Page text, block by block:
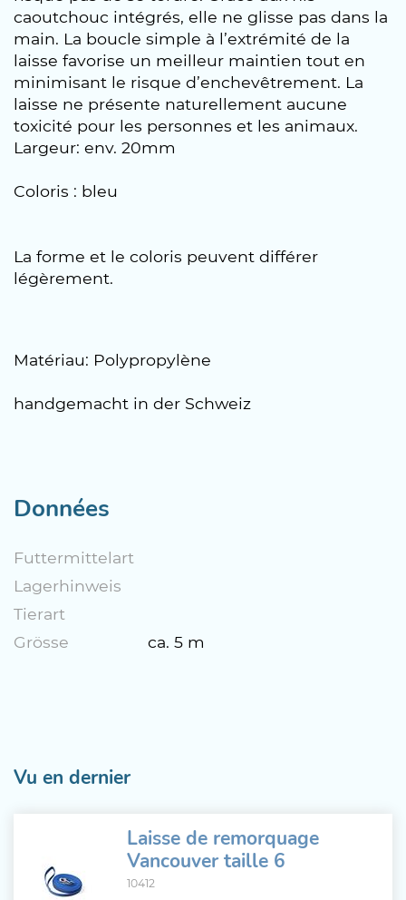
caoutchouc intégrés, elle ne glisse pas dans la
main. La boucle simple à l’extrémité de la
laisse favorise un meilleur maintien tout en
minimisant le risque d’enchevêtrement. La
laisse ne présente naturellement aucune
toxicité pour les personnes et les animaux.
Largeur: env. 20mm
Coloris : bleu
La forme et le coloris peuvent différer
légèrement.
Matériau: Polypropylène
handgemacht in der Schweiz
Données
Futtermittelart
Lagerhinweis
Tierart
Grösse
ca. 5 m
Vu en dernier
Laisse de remorquage
Vancouver taille 6
10412